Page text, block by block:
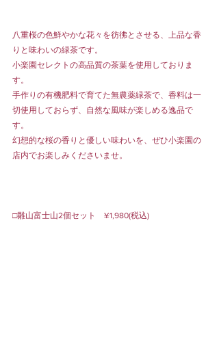
八重桜の色鮮やかな花々を彷彿とさせる、上品な香
りと味わいの緑茶です。
小楽園セレクトの高品質の茶葉を使用しておりま
す。
手作りの有機肥料で育てた無農薬緑茶で、香料は一
切使用しておらず、自然な風味が楽しめる逸品で
す。
幻想的な桜の香りと優しい味わいを、ぜひ小楽園の
店内でお楽しみくださいませ。
□雛山富士山2個セット　¥1,980(税込)